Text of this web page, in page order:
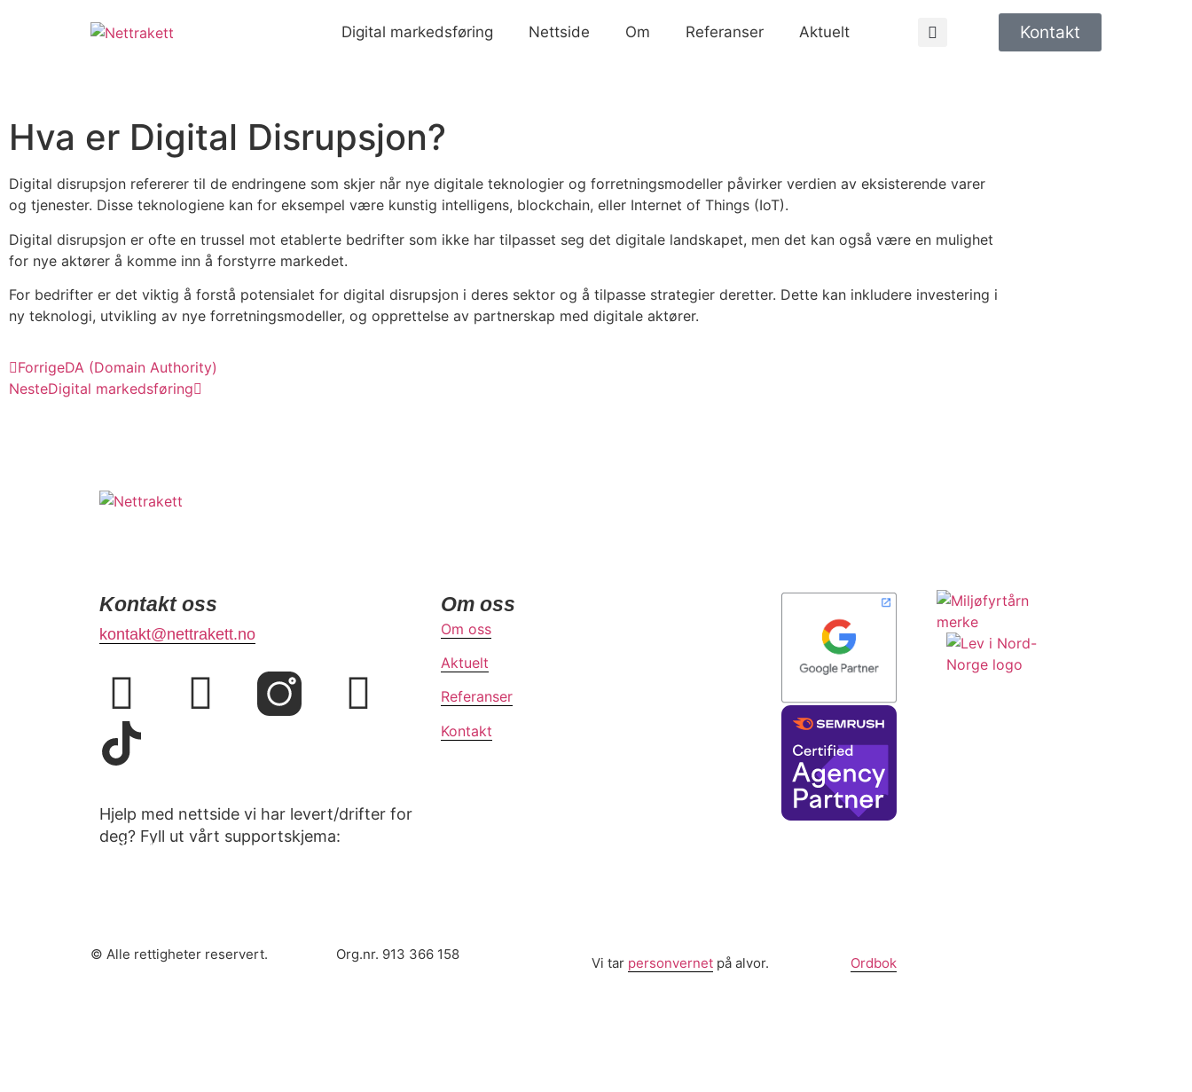
Digital markedsføring Nettside Om Referanser Aktuelt Kontakt
Hva er Digital Disrupsjon?
Digital disrupsjon refererer til de endringene som skjer når nye digitale teknologier og forretningsmodeller påvirker verdien av eksisterende varer
og tjenester. Disse teknologiene kan for eksempel være kunstig intelligens, blockchain, eller Internet of Things (IoT).
Digital disrupsjon er ofte en trussel mot etablerte bedrifter som ikke har tilpasset seg det digitale landskapet, men det kan også være en mulighet
for nye aktører å komme inn å forstyrre markedet.
For bedrifter er det viktig å forstå potensialet for digital disrupsjon i deres sektor og å tilpasse strategier deretter. Dette kan inkludere investering i
ny teknologi, utvikling av nye forretningsmodeller, og opprettelse av partnerskap med digitale aktører.
ForrigeDA (Domain Authority)
NesteDigital markedsføring
Kontakt oss
kontakt@nettrakett.no
Hjelp med nettside vi har levert/drifter for
deg? Fyll ut vårt supportskjema:
Support
Om oss
Om oss
Aktuelt
Referanser
Kontakt
© Alle rettigheter reservert. Org.nr. 913 366 158
Vi tar personvernetpå alvor. Ordbok